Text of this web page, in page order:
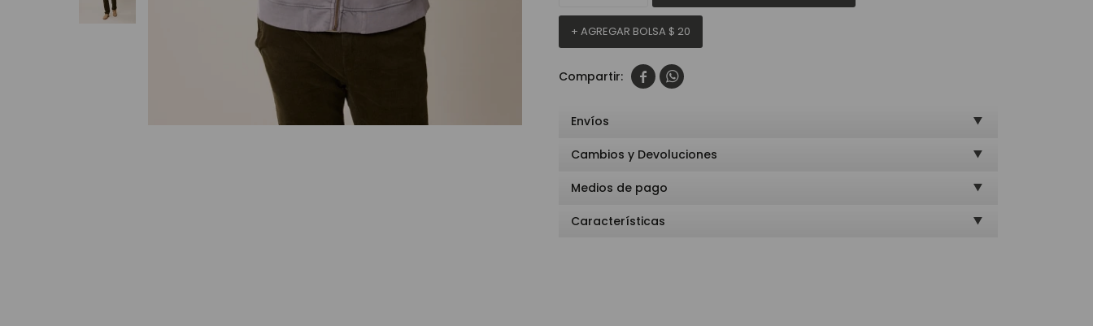
+ AGREGAR BOLSA $ 20
 
Envíos
Cambios y Devoluciones
Medios de pago
Características